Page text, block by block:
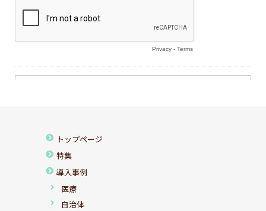
トップページ
特集
導入事例
医療
自治体